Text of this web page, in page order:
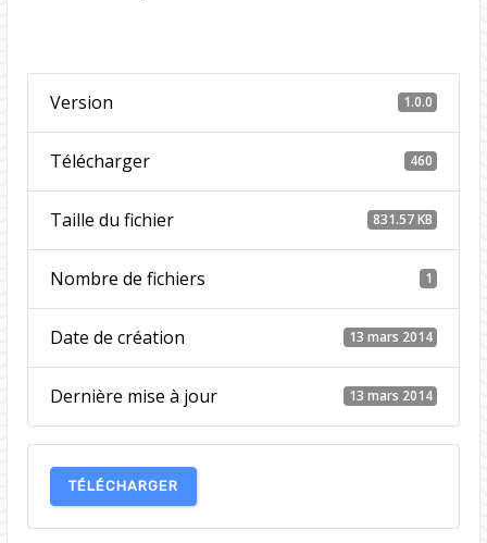
Version 1.0.0
Télécharger 460
Taille du fichier 831.57 KB
Nombre de fichiers 1
Date de création 13 mars 2014
Dernière mise à jour 13 mars 2014
TÉLÉCHARGER